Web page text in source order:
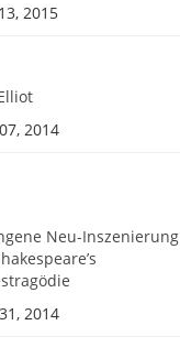
2015
2014
Neu-Inszenierung
2014